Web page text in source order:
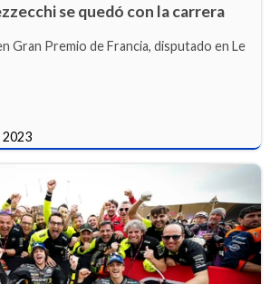
se quedó con la carrera
Gran Premio de Francia, disputado en Le
2023